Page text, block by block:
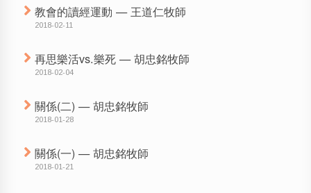
教會的讀經運動 — 王道仁牧師
2018-02-11
再思樂活vs.樂死 — 胡忠銘牧師
2018-02-04
關係(二) — 胡忠銘牧師
2018-01-28
關係(一) — 胡忠銘牧師
2018-01-21